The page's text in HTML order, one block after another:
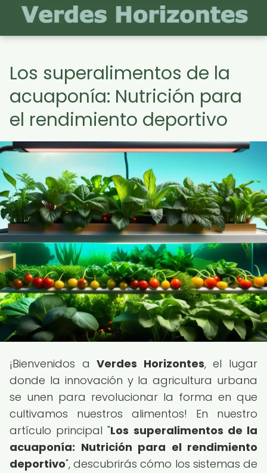
Los superalimentos de la
acuaponía: Nutrición para
el rendimiento deportivo
¡Bienvenidos aVerdes Horizontes, el lugar
donde la innovación y la agricultura urbana
se unen para revolucionar la forma en que
cultivamos nuestros alimentos! En nuestro
artículo principal "Los superalimentos de la
acuaponía: Nutrición para el rendimiento
deportivo", descubrirás cómo los sistemas de